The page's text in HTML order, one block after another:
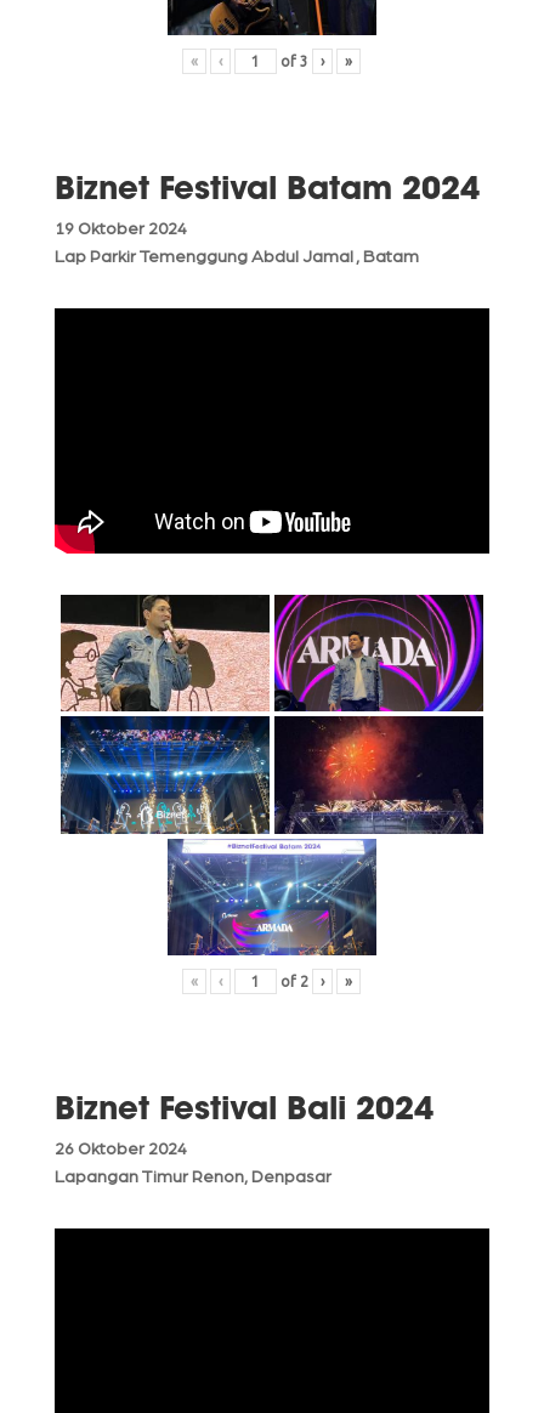
« ‹ of3 › »
Biznet Festival Batam 2024
19 Oktober 2024
Lap Parkir Temenggung Abdul Jamal , Batam
« ‹ of 2 › »
Biznet Festival Bali 2024
26 Oktober 2024
Lapangan Timur Renon, Denpasar